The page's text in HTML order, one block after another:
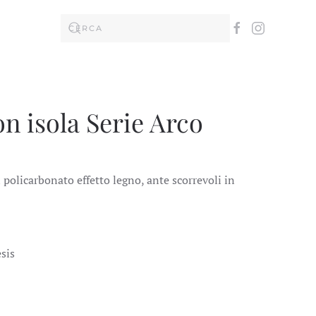
isola Serie Arco
effetto legno, ante scorrevoli in